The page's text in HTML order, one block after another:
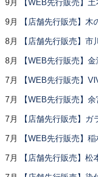
9月 【WEB先行販売】
9月 【店舗先行販売】木
8月 【店舗先行販売】
8月 【WEB先行販売】
7月 【WEB先行販売】
7月 【WEB先行販売】
7月 【店舗先行販売】ガ
7月 【WEB先行販売】
7月 【店舗先行販売】松